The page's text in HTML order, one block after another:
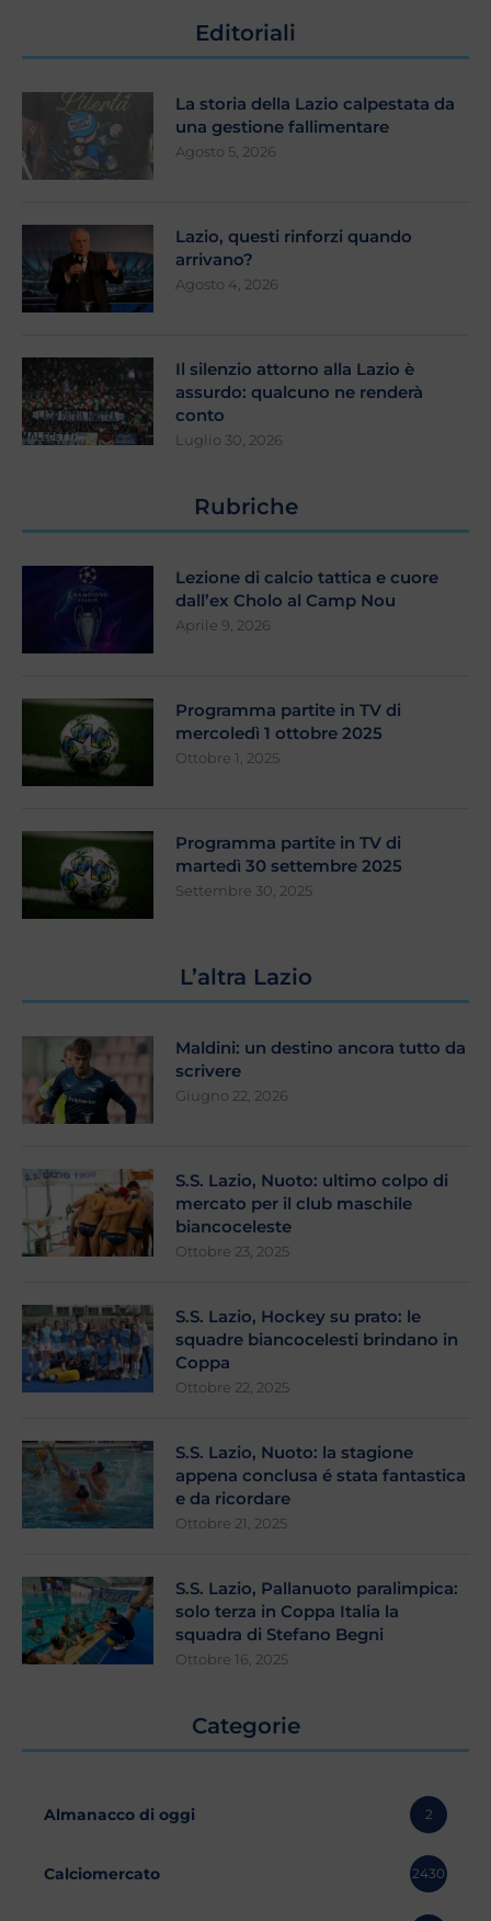
Editoriali
La storia della Lazio calpestata da
una gestione fallimentare
Agosto 5, 2026
Lazio, questi rinforzi quando
arrivano?
Agosto 4, 2026
Il silenzio attorno alla Lazio è
assurdo: qualcuno ne renderà
conto
Luglio 30, 2026
Rubriche
Lezione di calcio tattica e cuore
dall’ex Cholo al Camp Nou
Aprile 9, 2026
Programma partite in TV di
mercoledì 1 ottobre 2025
Ottobre 1, 2025
Programma partite in TV di
martedì 30 settembre 2025
Settembre 30, 2025
L’altra Lazio
Maldini: un destino ancora tutto da
scrivere
Giugno 22, 2026
S.S. Lazio, Nuoto: ultimo colpo di
mercato per il club maschile
biancoceleste
Ottobre 23, 2025
S.S. Lazio, Hockey su prato: le
squadre biancocelesti brindano in
Coppa
Ottobre 22, 2025
S.S. Lazio, Nuoto: la stagione
appena conclusa é stata fantastica
e da ricordare
Ottobre 21, 2025
S.S. Lazio, Pallanuoto paralimpica:
solo terza in Coppa Italia la
squadra di Stefano Begni
Ottobre 16, 2025
Categorie
Almanacco di oggi 2
Calciomercato 2430